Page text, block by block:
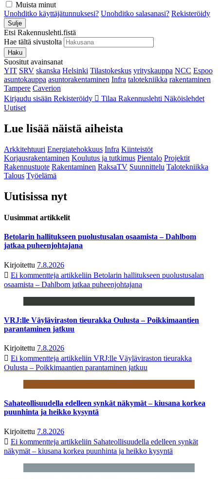
Muista minut
Unohditko käyttäjätunnuksesi? Unohditko salasanasi? Rekisteröidy
Sulje
Etsi Rakennuslehti.fistä
Hae tältä sivustolta
Haku
Suositut avainsanat
YIT SRV skanska Helsinki Tilastokeskus yrityskauppa NCC Espoo
asuntokauppa asuntorakentaminen Infra talotekniikka rakentaminen
Tampere Caverion
Kirjaudu sisään Rekisteröidy Tilaa Rakennuslehti Näköislehdet
Uutiset
Lue lisää näistä aiheista
Arkkitehtuuri Energiatehokkuus Infra Kiinteistöt
Korjausrakentaminen Koulutus ja tutkimus Pientalo Projektit
Rakennustuote Rakentaminen RaksaTV Suunnittelu Talotekniikka
Talous Työelämä
Uutisissa nyt
Uusimmat artikkelit
Betolarin hallitukseen puolustusalan osaamista – Dahlbom
jatkaa puheenjohtajana
Kirjoitettu 7.8.2026
Ei kommentteja artikkeliin Betolarin hallitukseen puolustusalan
osaamista – Dahlbom jatkaa puheenjohtajana
VRJ:lle Väyläviraston tieurakka Oulusta – Poikkimaantien
parantaminen jatkuu
Kirjoitettu 7.8.2026
Ei kommentteja artikkeliin VRJ:lle Väyläviraston tieurakka
Oulusta – Poikkimaantien parantaminen jatkuu
Sahateollisuudella edelleen synkät näkymät – kiusana korkea
puunhinta ja heikko kysyntä
Kirjoitettu 7.8.2026
Ei kommentteja artikkeliin Sahateollisuudella edelleen synkät
näkymät – kiusana korkea puunhinta ja heikko kysyntä